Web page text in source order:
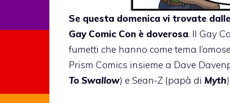
Se questa domenica vi trovate
Gay Comic Con è doverosa. Il Gay
fumetti che hanno come tema
Prism Comics insieme a Dave
To Swallow) e Sean-Z (papà di Myth).